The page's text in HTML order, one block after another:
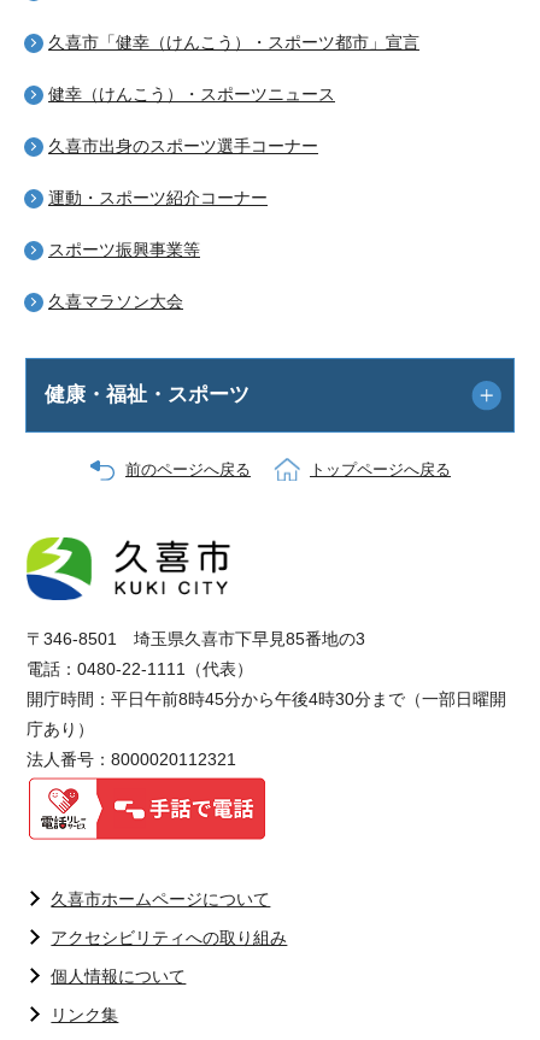
久喜市「健幸（けんこう）・スポーツ都市」宣言
健幸（けんこう）・スポーツニュース
久喜市出身のスポーツ選手コーナー
運動・スポーツ紹介コーナー
スポーツ振興事業等
久喜マラソン大会
健康・福祉・スポーツ
前のページへ戻る トップページへ戻る
〒346-8501 埼玉県久喜市下早見85番地の3
電話：0480-22-1111（代表）
開庁時間：平日午前8時45分から午後4時30分まで（一部日曜開
庁あり）
法人番号：8000020112321
久喜市ホームページについて
アクセシビリティへの取り組み
個人情報について
リンク集